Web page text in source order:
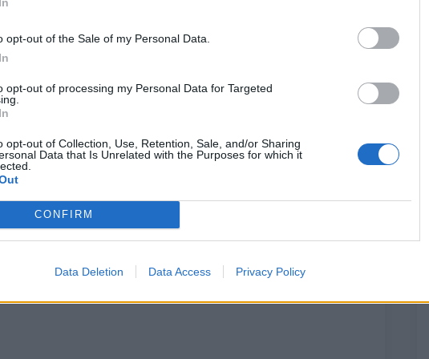
opt-out of the Sale of my Personal Data.
opt-out of processing my Personal Data for Targeted
opt-out of Collection, Use, Retention, Sale, and/or Sharing
Data that Is Unrelated with the Purposes for which it
CONFIRM
Data Deletion Data Access Privacy Policy
η Ευριπίδου (32,4%), η Σταδίου
Τρικούπη δέχθηκε το πρώτο ισχυρό πλήγμα τον
που ξέσπασαν μετά τη δολοφονία του Αλέξη
του 2012 με τις φωτιές και εν γένει
εκεί, αποτέλεσμα των επεισοδιακών
δημοσιονομικής προσαρμογής.